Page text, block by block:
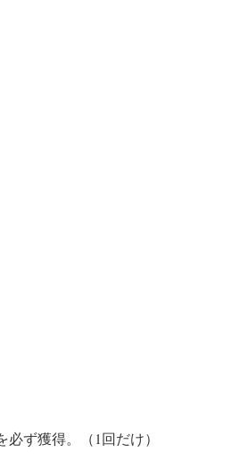
必ず獲得。（1回だけ）